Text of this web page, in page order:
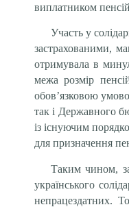
виплатником
Участь у
застрахованими,
отримувала в
межа розмір
обов’язковою
так і Державного
із існуючим
для призначення
Таким чином,
українського
непрацездатних.